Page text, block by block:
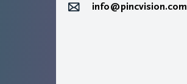
info@pincvision.com